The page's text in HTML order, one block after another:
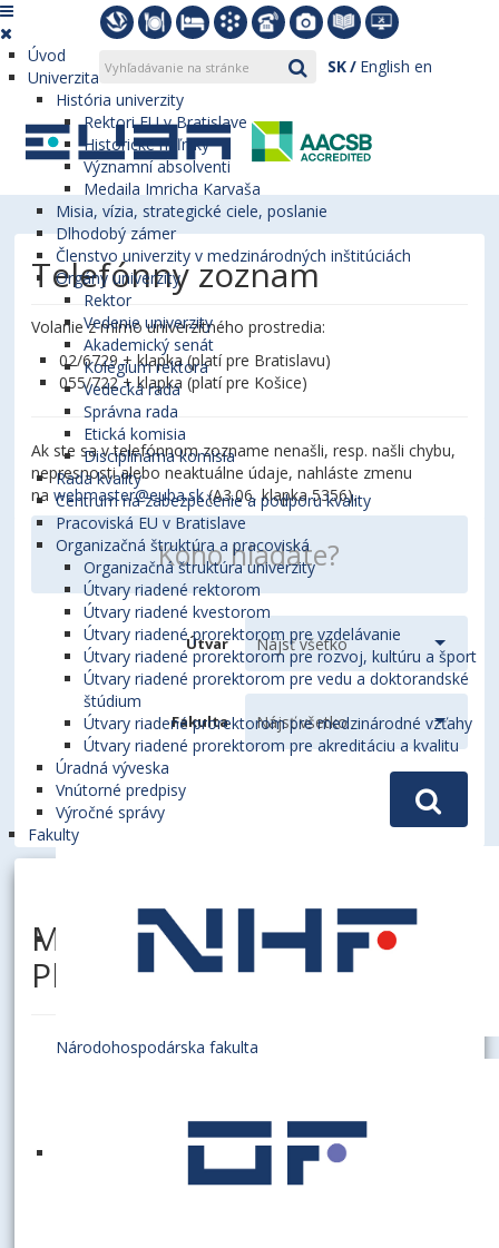
SK English en
Úvod
Univerzita
História univerzity
Rektori EU v Bratislave
Historické míľniky
Významní absolventi
Medaila Imricha Karvaša
Misia, vízia, strategické ciele, poslanie
Dlhodobý zámer
Členstvo univerzity v medzinárodných inštitúciách
Orgány univerzity
Rektor
Vedenie univerzity
Akademický senát
Kolégium rektora
Vedecká rada
Správna rada
Etická komisia
Disciplinárna komisia
Rada kvality
Centrum na zabezpečenie a podporu kvality
Pracoviská EU v Bratislave
Organizačná štruktúra a pracoviská
Organizačná štruktúra univerzity
Útvary riadené rektorom
Útvary riadené kvestorom
Útvary riadené prorektorom pre vzdelávanie
Útvary riadené prorektorom pre rozvoj, kultúru a šport
Útvary riadené prorektorom pre vedu a doktorandské
štúdium
Útvary riadené prorektorom pre medzinárodné vzťahy
Útvary riadené prorektorom pre akreditáciu a kvalitu
Úradná výveska
Vnútorné predpisy
Výročné správy
Fakulty
Národohospodárska fakulta
Telefónny zoznam
Volanie z mimo univerzitného prostredia:
02/6729 + klapka (platí pre Bratislavu)
055/722 + klapka (platí pre Košice)
Ak ste sa v telefónnom zozname nenašli, resp. našli chybu,
nepresnosti alebo neaktuálne údaje, nahláste zmenu
nawebmaster@euba.sk(A3.06, klapka 5356).
Útvar
Fakulta
MATTOVIČOVÁ, Ľubica,
PhDr.